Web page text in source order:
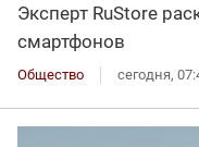
Эксперт RuStore
смартфонов
Общество сегодня,